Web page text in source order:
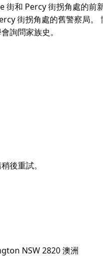
街和 Percy 街拐角處的前
街拐角處的舊警察局。
詢問家族史。
後重試。
NSW 2820 澳洲